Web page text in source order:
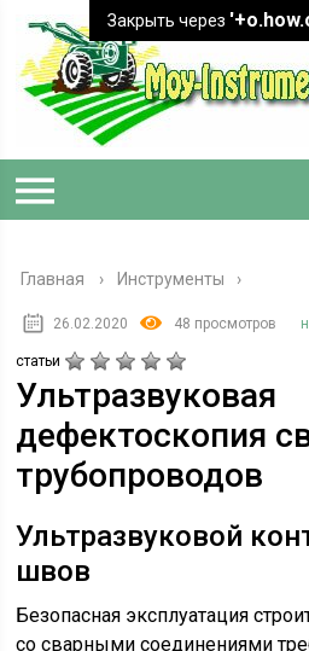
Главная › Инструменты
26.02.2020 48 просмотров
статьи
Ультразвуковая
дефектоскопия
трубопроводов
Ультразвуковой
швов
Безопасная эксплуатация
со сварными соединениями
Закрыть через